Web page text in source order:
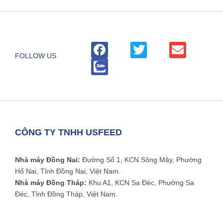
FOLLOW US
CÔNG TY TNHH USFEED
Nhà máy Đồng Nai: Đường Số 1, KCN Sông Mây, Phường
Hố Nai, Tỉnh Đồng Nai, Việt Nam.
Nhà máy Đồng Tháp: Khu A1, KCN Sa Đéc, Phường Sa
Đéc, Tỉnh Đồng Tháp, Việt Nam.